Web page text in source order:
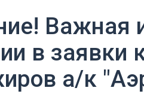
Важная
в заявки
а/к